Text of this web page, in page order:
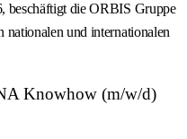
beschäftigt die ORBIS Gruppe
nationalen und internationalen
Knowhow (m/w/d)